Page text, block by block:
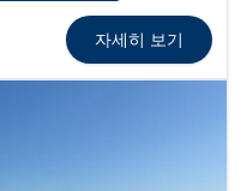
자세히 보기